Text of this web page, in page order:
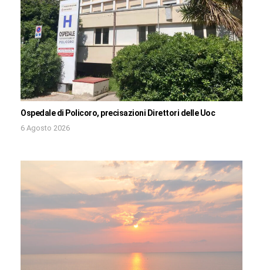
Ospedale di Policoro, precisazioni Direttori delle Uoc
6 Agosto 2026